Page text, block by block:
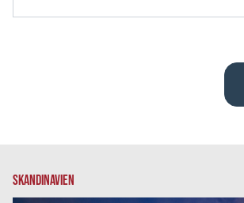
SKANDINAVIEN